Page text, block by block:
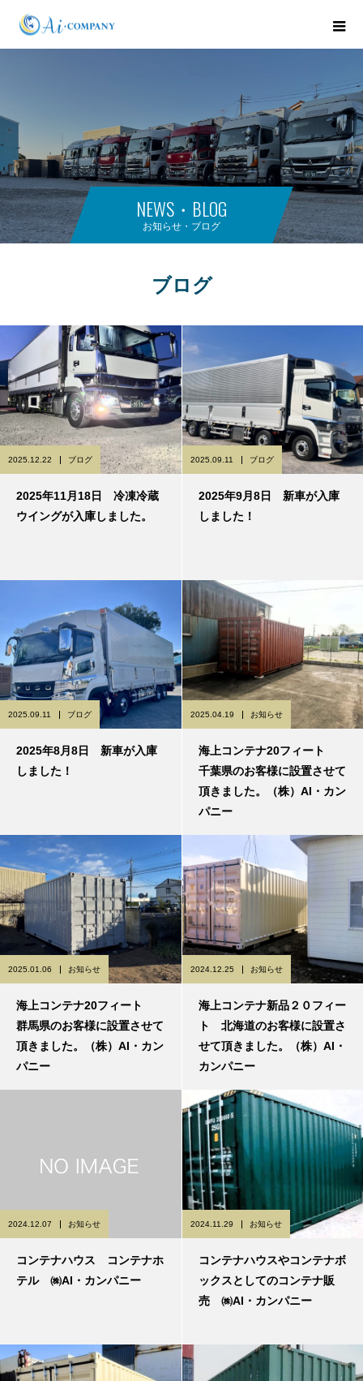
NEWS・BLOG
お知らせ・ブログ
ブログ
2025.12.22 ブログ
2025年11月18日 冷凍冷蔵
ウイングが入庫しました。
2025.09.11 ブログ
2025年9月8日 新車が入庫
しました！
2025.09.11 ブログ
2025年8月8日 新車が入庫
しました！
2025.04.19 お知らせ
海上コンテナ20フィート
千葉県のお客様に設置させて
頂きました。（株）AI・カン
パニー
2025.01.06 お知らせ
海上コンテナ20フィート
群馬県のお客様に設置させて
頂きました。（株）AI・カン
パニー
2024.12.25 お知らせ
海上コンテナ新品２０フィー
ト 北海道のお客様に設置さ
せて頂きました。（株）AI・
カンパニー
2024.12.07 お知らせ
コンテナハウス コンテナホ
テル ㈱AI・カンパニー
2024.11.29 お知らせ
コンテナハウスやコンテナボ
ックスとしてのコンテナ販
売 ㈱AI・カンパニー